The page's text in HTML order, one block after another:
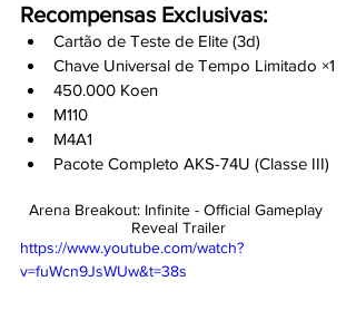
Recompensas Exclusivas:
Cartão de Teste de Elite (3d)
Chave Universal de Tempo Limitado ×1
450.000 Koen
M110
M4A1
Pacote Completo AKS-74U (Classe III)
Arena Breakout: Infinite - Official Gameplay
Reveal Trailer
https://www.youtube.com/watch?
v=fuWcn9JsWUw&t=38s